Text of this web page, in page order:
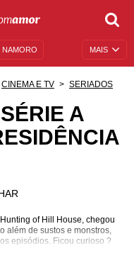
MAIS
NAMORO
DESCULPAS
CINEMA E TV SERIADOS
A
of Hill House, chegou
além de sustos e monstros,
episódios. Ficou curioso ?
teorias da sua nova série de